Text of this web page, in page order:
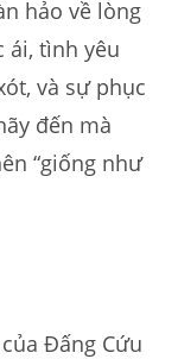
hảo về lòng
ái, tình yêu
và sự phục
đến mà
“giống như
Đấng Cứu